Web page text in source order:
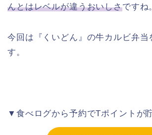
んとはレベルが違うおいしさですね
今回は『くいどん』の牛カルビ弁当
す。
▼食べログから予約でTポイントが